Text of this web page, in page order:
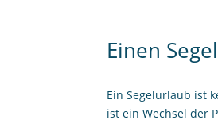
Einen
Ein Segelurlaub ist
ist ein Wechsel der